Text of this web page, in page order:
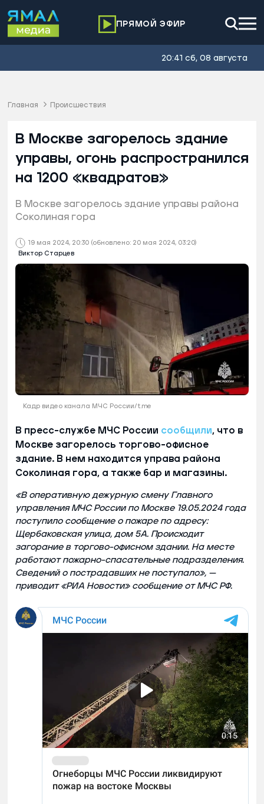
ПРЯМОЙ ЭФИР
20:41 сб, 08 августа
Главная Происшествия
19 мая 2024, 20:30 (обновлено: 20 мая 2024, 03:20)
Виктор Старцев
В Москве загорелось здание
управы, огонь распространился
на 1200 «квадратов»
В Москве загорелось здание управы района
Соколиная гора
Кадр видео канала МЧС России/t.me
В пресс-службе МЧС России сообщили, что в
Москве загорелось торгово-офисное
здание. В нем находится управа района
Соколиная гора, а также бар и магазины.
«В оперативную дежурную смену Главного
управления МЧС России по Москве 19.05.2024 года
поступило сообщение о пожаре по адресу:
Щербаковская улица, дом 5А. Происходит
загорание в торгово-офисном здании. На месте
работают пожарно-спасательные подразделения.
Сведений о пострадавших не поступало», —
приводит «РИА Новости» сообщение от МЧС РФ.